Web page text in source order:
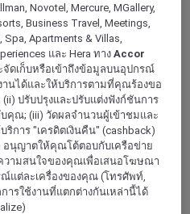
Novotel, Mercure, MGallery,
Business Travel, Meetings,
Apartments & Villas,
และ Hera ทางAccor
ดเก็บหรือเข้าถึงข้อมูลบนอุปกรณ์
านได้และให้บริการตามที่คุณร้องขอ
ปรับปรุงและปรับแต่งฟังก์ชันการ
คุณ; (iii) วัดผลจำนวนผู้เข้าชมและ
การ "เครดิตเงินคืน" (cashback)
อนุญาตให้คุณโต้ตอบกับเครือข่าย
วามสนใจของคุณเพื่อเสนอโฆษณา
แต่ละเครื่องของคุณ (โทรศัพท์,
ารใช้งานที่แตกต่างกันเหล่านี้ได้